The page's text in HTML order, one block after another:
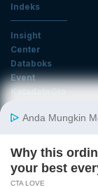
Indeks
Insight
Center
Databoks
Event
KatadataOto
Email